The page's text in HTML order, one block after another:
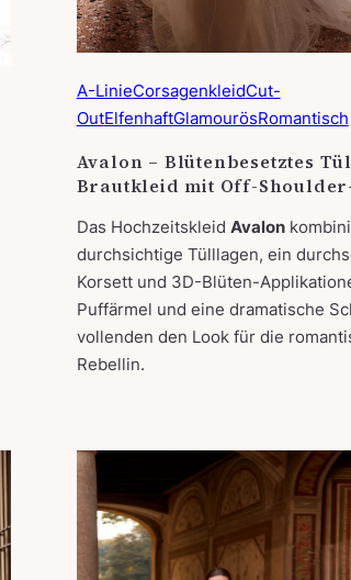
A-LinieCorsagenkleidCut-
OutElfenhaftGlamourösRomantisch
Avalon – Blütenbesetztes
Brautkleid mit Off-
Das Hochzeitskleid Avalon
durchsichtige Tülllagen, ein
Korsett und 3D-Blüten-
Puffärmel und eine dramatische
vollenden den Look für die
Rebellin.